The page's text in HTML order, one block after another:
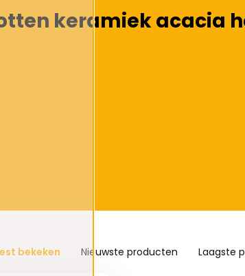
keramiek acacia
bekeken Nieuwste producten Laagste